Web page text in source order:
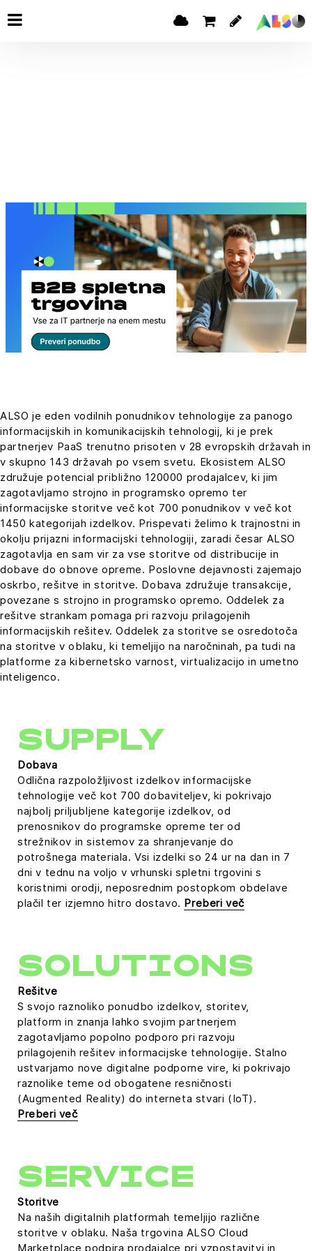
ALSO je eden vodilnih ponudnikov tehnologije za panogo
informacijskih in komunikacijskih tehnologij, ki je prek
partnerjev PaaS trenutno prisoten v 28 evropskih državah in
v skupno 143 državah po vsem svetu. Ekosistem ALSO
združuje potencial približno 120000 prodajalcev, ki jim
zagotavljamo strojno in programsko opremo ter
informacijske storitve več kot 700 ponudnikov v več kot
1450 kategorijah izdelkov. Prispevati želimo k trajnostni in
okolju prijazni informacijski tehnologiji, zaradi česar ALSO
zagotavlja en sam vir za vse storitve od distribucije in
dobave do obnove opreme. Poslovne dejavnosti zajemajo
oskrbo, rešitve in storitve. Dobava združuje transakcije,
povezane s strojno in programsko opremo. Oddelek za
rešitve strankam pomaga pri razvoju prilagojenih
informacijskih rešitev. Oddelek za storitve se osredotoča
na storitve v oblaku, ki temeljijo na naročninah, pa tudi na
platforme za kibernetsko varnost, virtualizacijo in umetno
inteligenco.
SUPPLY
Dobava
Odlična razpoložljivost izdelkov informacijske
tehnologije več kot 700 dobaviteljev, ki pokrivajo
najbolj priljubljene kategorije izdelkov, od
prenosnikov do programske opreme ter od
strežnikov in sistemov za shranjevanje do
potrošnega materiala. Vsi izdelki so 24 ur na dan in 7
dni v tednu na voljo v vrhunski spletni trgovini s
koristnimi orodji, neposrednim postopkom obdelave
plačil ter izjemno hitro dostavo. Preberi več
SOLUTIONS
Rešitve
S svojo raznoliko ponudbo izdelkov, storitev,
platform in znanja lahko svojim partnerjem
zagotavljamo popolno podporo pri razvoju
prilagojenih rešitev informacijske tehnologije. Stalno
ustvarjamo nove digitalne podporne vire, ki pokrivajo
raznolike teme od obogatene resničnosti
(Augmented Reality) do interneta stvari (IoT).
Preberi več
SERVICE
Storitve
Na naših digitalnih platformah temeljijo različne
storitve v oblaku. Naša trgovina ALSO Cloud
Marketplace podpira prodajalce pri vzpostavitvi in